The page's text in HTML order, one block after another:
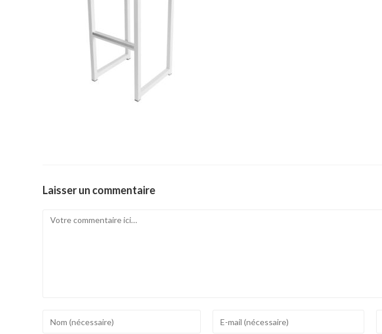
Laisser un commentaire
Comment